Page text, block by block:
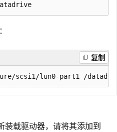
复制
装载驱动器，请将其添加到